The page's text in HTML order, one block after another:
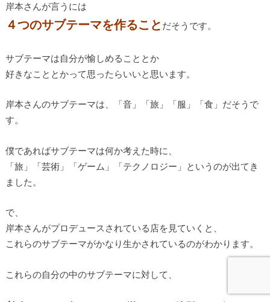
岸本さんが言うには
４つのサブテーマを作ること だそうです。
サブテーマは自分が愉しめることとか
好きなこととかって思ったらいいと思います。
岸本さんのサブテーマは、「音」「旅」「服」「食」だそうで
す。
僕であればサブテーマは何か考えた時に、
「旅」「芸術」「ゲーム」「テクノロジー」というのが出てき
ました。
で、
岸本さんがプロデュースされている店を見ていくと、
これらのサブテーマがかなり生かされているのがわかります。
これらの自分の中のサブテーマに対して、